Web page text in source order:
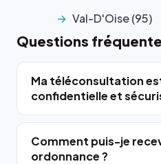
Val-D'Oise (95)
Questions
Ma téléconsultation
confidentielle et
Comment puis-je
ordonnance ?